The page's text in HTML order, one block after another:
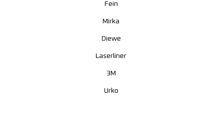
Fein
Mirka
Diewe
Laserliner
3M
Urko